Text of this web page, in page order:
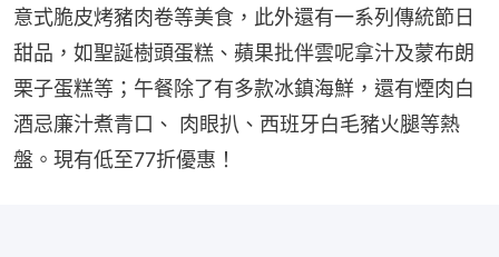
意式脆皮烤豬肉卷等美食，此外還有一系列傳統節日
甜品，如聖誕樹頭蛋糕、蘋果批伴雲呢拿汁及蒙布朗
栗子蛋糕等；午餐除了有多款冰鎮海鮮，還有煙肉白
酒忌廉汁煮青口、 肉眼扒、西班牙白毛豬火腿等熱
盤。現有低至77折優惠！